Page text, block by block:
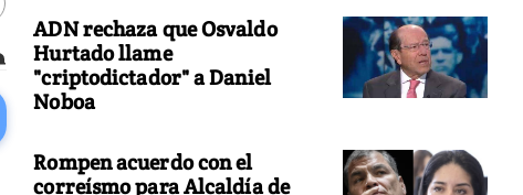
ADN rechaza que Osvaldo
Hurtado llame
"criptodictador" a Daniel
Noboa
Rompen acuerdo con el
correísmo para Alcaldía de